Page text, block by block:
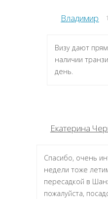
Владимир
Визу дают
наличии
день.
Екатерина
Спасибо, очень
недели тоже
пересадкой в
пожалуйста,